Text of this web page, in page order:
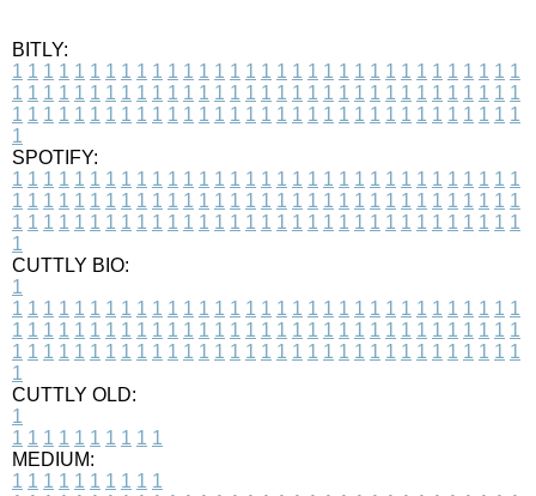
BITLY:
1 1 1 1 1 1 1 1 1 1 1 1 1 1 1 1 1 1 1 1 1 1 1 1 1 1 1 1 1 1 1 1 1
1 1 1 1 1 1 1 1 1 1 1 1 1 1 1 1 1 1 1 1 1 1 1 1 1 1 1 1 1 1 1 1 1
1 1 1 1 1 1 1 1 1 1 1 1 1 1 1 1 1 1 1 1 1 1 1 1 1 1 1 1 1 1 1 1 1
1
SPOTIFY:
1 1 1 1 1 1 1 1 1 1 1 1 1 1 1 1 1 1 1 1 1 1 1 1 1 1 1 1 1 1 1 1 1
1 1 1 1 1 1 1 1 1 1 1 1 1 1 1 1 1 1 1 1 1 1 1 1 1 1 1 1 1 1 1 1 1
1 1 1 1 1 1 1 1 1 1 1 1 1 1 1 1 1 1 1 1 1 1 1 1 1 1 1 1 1 1 1 1 1
1
CUTTLY BIO:
1
1 1 1 1 1 1 1 1 1 1 1 1 1 1 1 1 1 1 1 1 1 1 1 1 1 1 1 1 1 1 1 1 1
1 1 1 1 1 1 1 1 1 1 1 1 1 1 1 1 1 1 1 1 1 1 1 1 1 1 1 1 1 1 1 1 1
1 1 1 1 1 1 1 1 1 1 1 1 1 1 1 1 1 1 1 1 1 1 1 1 1 1 1 1 1 1 1 1 1
1
CUTTLY OLD:
1
1 1 1 1 1 1 1 1 1 1
MEDIUM:
1 1 1 1 1 1 1 1 1 1